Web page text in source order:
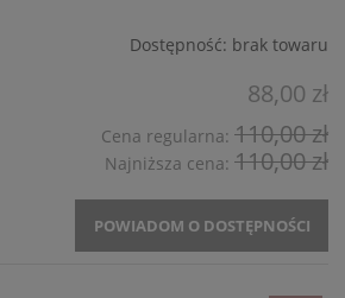
Dostępność: brak towaru
88,00 zł
Cena regularna: 110,00 zł
Najniższa cena: 110,00 zł
POWIADOM O DOSTĘPNOŚCI